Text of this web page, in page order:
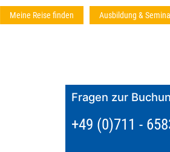
Meine Reise finden Ausbildung &
Fragen zur
+49 (0)711 -